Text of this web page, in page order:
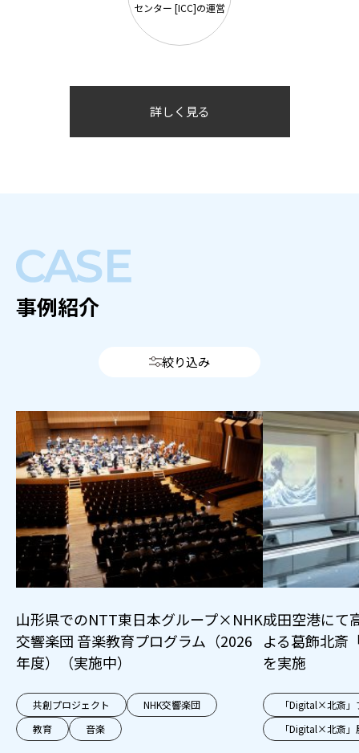
詳しく見る
センター [ICC]の運営
事例紹介
絞り込み
山形県でのNTT東日本グループ×NHK
交響楽団 音楽教育プログラム（2026
年度）（実施中）
共創プロジェクト
NHK交響楽団
教育
音楽
成田空港にて
よる葛飾北斎
を実施
「Digital×北斎
「Digital×北斎」